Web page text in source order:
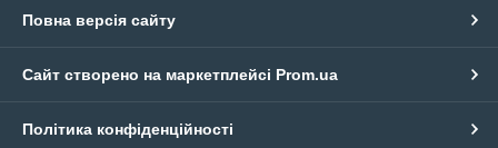
Повна версія сайту
Сайт створено на маркетплейсі Prom.ua
Політика конфіденційності